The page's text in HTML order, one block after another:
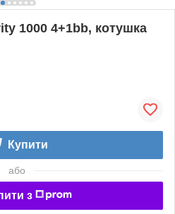
1000 4+1bb, котушка
Купити
або
з